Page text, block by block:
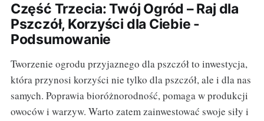
Część Trzecia: Twój Ogród – Raj dla
Pszczół, Korzyści dla Ciebie -
Podsumowanie
Tworzenie ogrodu przyjaznego dla pszczół to inwestycja,
która przynosi korzyści nie tylko dla pszczół, ale i dla nas
samych. Poprawia bioróżnorodność, pomaga w produkcji
owoców i warzyw. Warto zatem zainwestować swoje siły i